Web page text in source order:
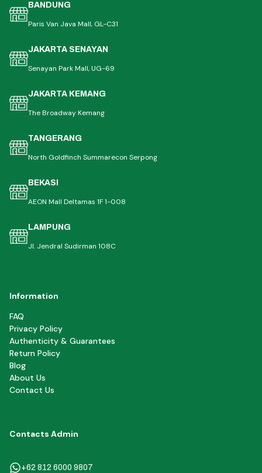
BANDUNG
Paris Van Java Mall, GL-C31
JAKARTA SENAYAN
Senayan Park Mall, UG-69
JAKARTA KEMANG
The Broadway Kemang
TANGERANG
North Goldfinch Summarecon Serpong
BEKASI
AEON Mall Deltamas 1F 1-008
LAMPUNG
Jl. Jendral Sudirman 108C
Information
FAQ
Privacy Policy
Authenticity & Guarantees
Return Policy
Blog
About Us
Contact Us
Contacts Admin
+62 812 6000 9807